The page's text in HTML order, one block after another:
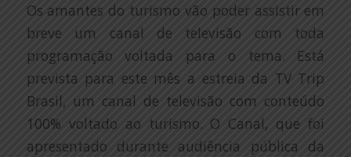
Os amantes do turismo vão poder assistir em
breve um canal de televisão com toda
programação voltada para o tema. Está
prevista para este mês a estreia da TV Trip
Brasil, um canal de televisão com conteúdo
100% voltado ao turismo. O Canal, que foi
apresentado durante audiência pública da